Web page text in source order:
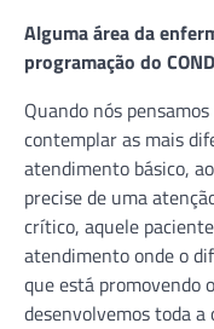
Alguma área da
programação do
Quando nós
contemplar as mais
atendimento básico,
precise de uma
crítico, aquele
atendimento onde o
que está promovendo
desenvolvemos toda